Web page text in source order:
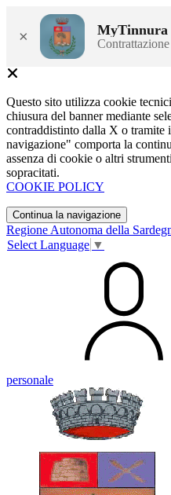
× MyTinnura
Questo sito utilizza cookie
chiusura del banner mediante
contraddistinto dalla X o tramite
navigazione" comporta la
assenza di cookie o altri
sopracitati.
COOKIE POLICY
Continua la navigazione
Regione Autonoma della
Select Language ▼
personale